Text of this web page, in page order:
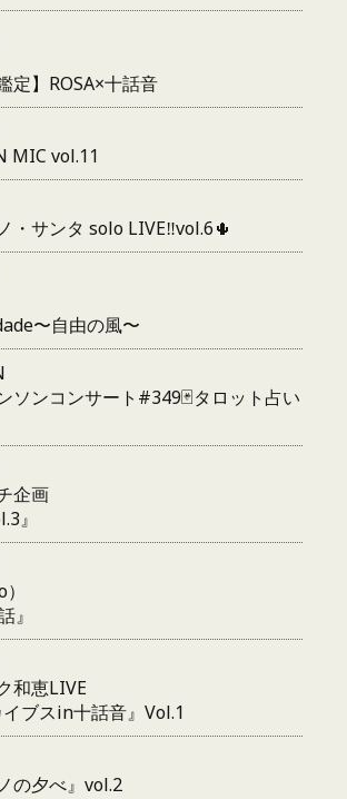
定】ROSA×十話音
MIC vol.11
・サンタ solo LIVE‼️vol.6🌵
〜自由の風〜
ンコンサート#349🃏タロット占い
企画
』
』
和恵LIVE
イブスin十話音』Vol.1
の夕べ』vol.2